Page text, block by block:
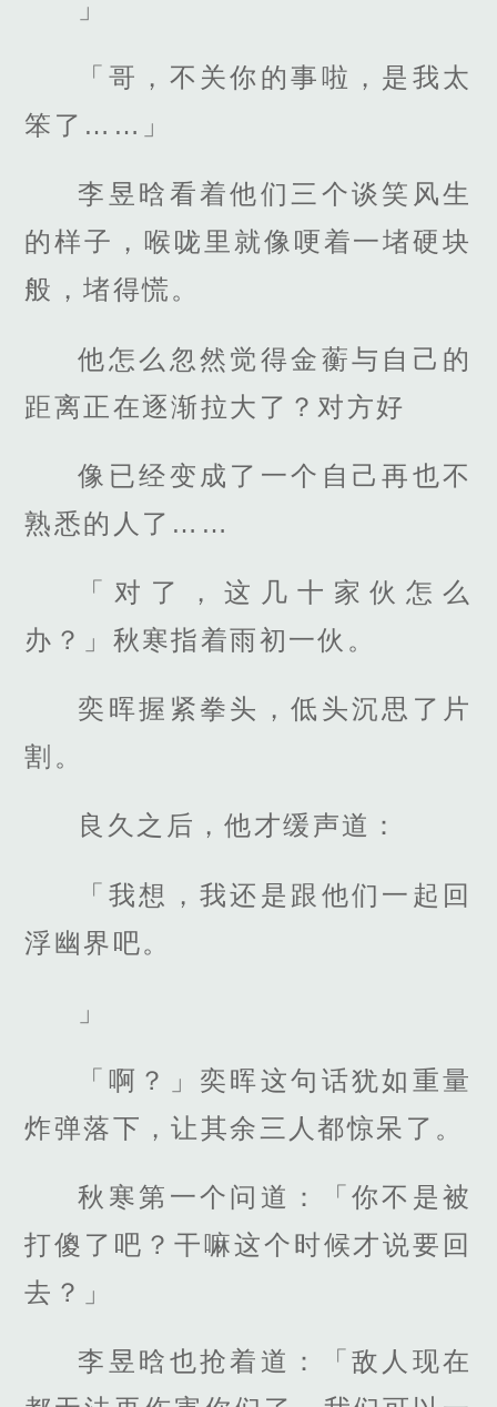
」
「哥，不关你的事啦，是我太
笨了……」
李昱晗看着他们三个谈笑风生
的样子，喉咙里就像哽着一堵硬块
般，堵得慌。
他怎么忽然觉得金蘅与自己的
距离正在逐渐拉大了？对方好
像已经变成了一个自己再也不
熟悉的人了……
「对了，这几十家伙怎么
办？」秋寒指着雨初一伙。
奕晖握紧拳头，低头沉思了片
割。
良久之后，他才缓声道：
「我想，我还是跟他们一起回
浮幽界吧。
」
「啊？」奕晖这句话犹如重量
炸弹落下，让其余三人都惊呆了。
秋寒第一个问道：「你不是被
打傻了吧？干嘛这个时候才说要回
去？」
李昱晗也抢着道：「敌人现在